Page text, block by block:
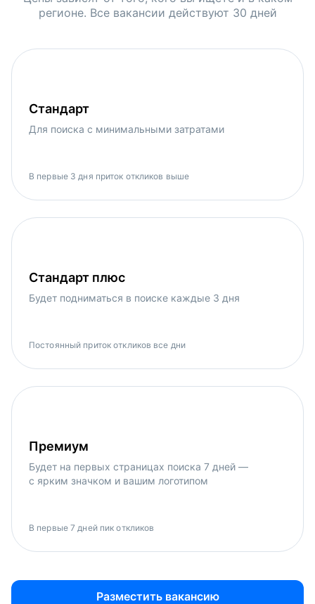
регионе. Все вакансии действуют 30 дней
Стандарт
Для поиска с минимальными затратами
В первые 3 дня приток откликов выше
Стандарт плюс
Будет подниматься в поиске каждые 3 дня
Постоянный приток откликов все дни
Премиум
Будет на первых страницах поиска 7 дней —
с ярким значком и вашим логотипом
В первые 7 дней пик откликов
Разместить вакансию